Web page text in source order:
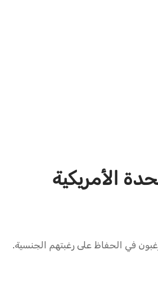
يرغبون في الحفاظ على رغبتهم الجنسية.